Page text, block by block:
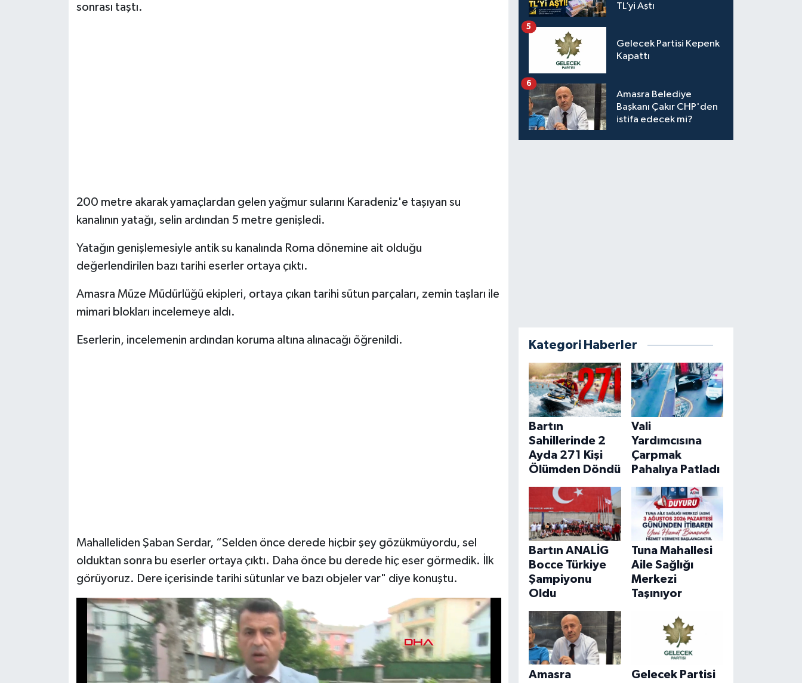
sonrası taştı.
200 metre akarak yamaçlardan gelen yağmur sularını Karadeniz'e taşıyan su
kanalının yatağı, selin ardından 5 metre genişledi.
Yatağın genişlemesiyle antik su kanalında Roma dönemine ait olduğu
değerlendirilen bazı tarihi eserler ortaya çıktı.
Amasra Müze Müdürlüğü ekipleri, ortaya çıkan tarihi sütun parçaları, zemin taşları ile
mimari blokları incelemeye aldı.
Eserlerin, incelemenin ardından koruma altına alınacağı öğrenildi.
Mahalleliden Şaban Serdar, “Selden önce derede hiçbir şey gözükmüyordu, sel
olduktan sonra bu eserler ortaya çıktı. Daha önce bu derede hiç eser görmedik. İlk
görüyoruz. Dere içerisinde tarihi sütunlar ve bazı objeler var" diye konuştu.
TL’yi Aştı
Gelecek Partisi Kepenk
Kapattı
5
Amasra Belediye
Başkanı Çakır CHP'den
istifa edecek mi?
6
Kategori Haberler
Bartın
Sahillerinde 2
Ayda 271 Kişi
Ölümden Döndü
Vali
Yardımcısına
Çarpmak
Pahalıya Patladı
Bartın ANALİG
Bocce Türkiye
Şampiyonu
Oldu
Tuna Mahallesi
Aile Sağlığı
Merkezi
Taşınıyor
Amasra
Gelecek Partisi